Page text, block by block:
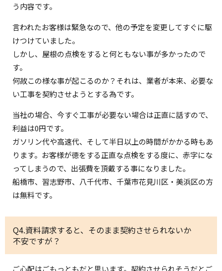
う内容です。
言われたお客様は緊急なので、他の予定を変更してすぐに駆
けつけていました。
しかし、屋根の点検をすると何ともない事が多かったので
す。
何故この様な事が起こるのか？それは、業者が本来、必要な
い工事を契約させようとする為です。
当社の場合、今すぐ工事が必要ない場合は正直に話すので、
利益は0円です。
ガソリン代や高速代、そして半日以上の時間がかかる時もあ
ります。お客様が徳をする正直な点検をする度に、赤字にな
ってしまうので、出張費を頂戴する事になりました。
船橋市、習志野市、八千代市、千葉市花見川区・美浜区の方
は無料です。
Q4.資料請求すると、そのまま契約させられないか
不安ですが？
ご心配はごもっともだと思います。契約させられそうだとご